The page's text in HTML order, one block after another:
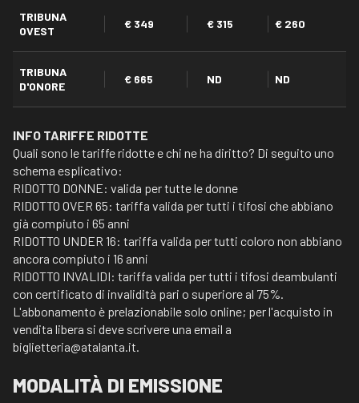
TRIBUNA
OVEST
€ 349 € 315 € 260
TRIBUNA
D'ONORE
€ 665 ND ND
INFO TARIFFE RIDOTTE
Quali sono le tariffe ridotte e chi ne ha diritto? Di seguito uno
schema esplicativo:
RIDOTTO DONNE: valida per tutte le donne
RIDOTTO OVER 65: tariffa valida per tutti i tifosi che abbiano
già compiuto i 65 anni
RIDOTTO UNDER 16: tariffa valida per tutti coloro non abbiano
ancora compiuto i 16 anni
RIDOTTO INVALIDI: tariffa valida per tutti i tifosi deambulanti
con certificato di invalidità pari o superiore al 75%.
L'abbonamento è prelazionabile solo online; per l'acquisto in
vendita libera si deve scrivere una email a
biglietteria@atalanta.it.
MODALITÀ DI EMISSIONE